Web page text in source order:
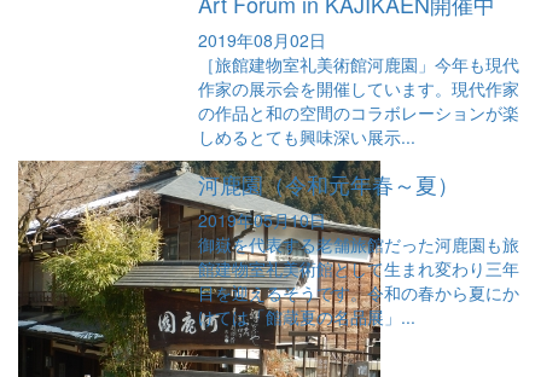
2019年08月02日
［旅館建物室礼美術館河鹿園」今年も現代
作家の展示会を開催しています。現代作家
の作品と和の空間のコラボレーションが楽
しめるとても興味深い展示...
河鹿園（令和元年春～夏）
2019年05月10日
御嶽を代表する老舗旅館だった河鹿園も旅
館建物室礼美術館として生まれ変わり三年
目を迎えるそうです。令和の春から夏にか
けては「館蔵夏の名品展」...